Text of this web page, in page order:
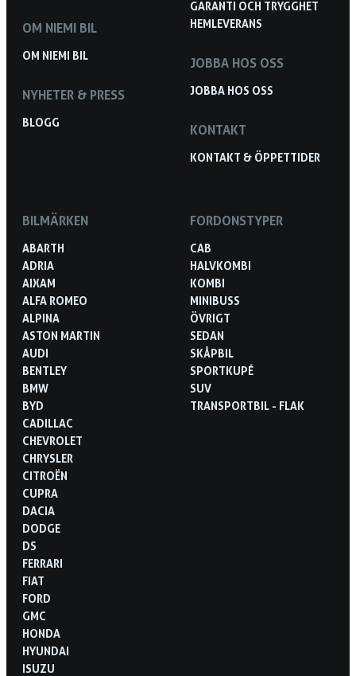
OM NIEMI BIL
OM NIEMI BIL
NYHETER & PRESS
BLOGG
GARANTI OCH TRYGGHET
HEMLEVERANS
JOBBA HOS OSS
JOBBA HOS OSS
KONTAKT
KONTAKT & ÖPPETTIDER
BILMÄRKEN
ABARTH
ADRIA
AIXAM
ALFA ROMEO
ALPINA
ASTON MARTIN
AUDI
BENTLEY
BMW
BYD
CADILLAC
CHEVROLET
CHRYSLER
CITROËN
CUPRA
DACIA
DODGE
DS
FERRARI
FIAT
FORD
GMC
HONDA
HYUNDAI
ISUZU
FORDONSTYPER
CAB
HALVKOMBI
KOMBI
MINIBUSS
ÖVRIGT
SEDAN
SKÅPBIL
SPORTKUPÉ
SUV
TRANSPORTBIL - FLAK